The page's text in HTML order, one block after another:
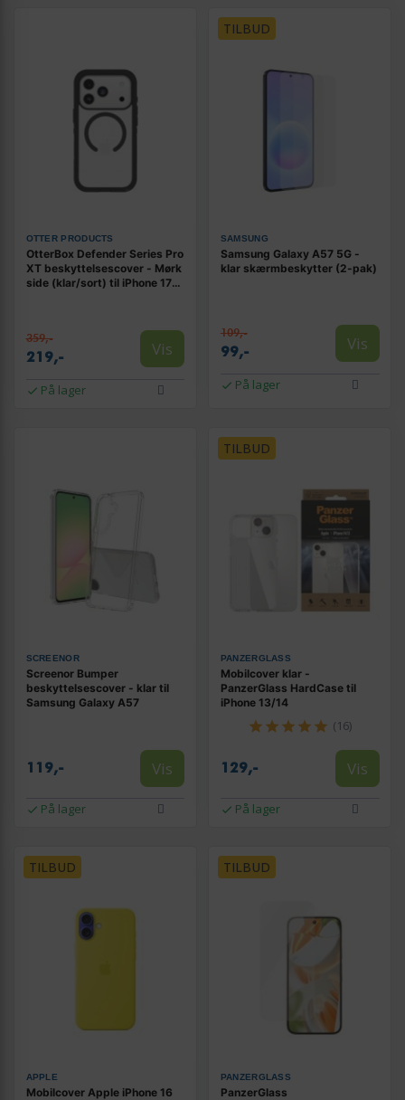
OTTER PRODUCTS
OtterBox Defender Series Pro
XT beskyttelsescover - Mørk
side (klar/sort) til iPhone 17
359,-
219,- Vis
På lager
TILBUD
SAMSUNG
Samsung Galaxy A57 5G -
klar skærmbeskytter (2-pak)
109,-
99,- Vis
På lager
SCREENOR
Screenor Bumper
beskyttelsescover - klar til
Samsung Galaxy A57
119,- Vis
På lager
TILBUD
PANZERGLASS
Mobilcover klar -
PanzerGlass HardCase til
iPhone 13/14
(16)
129,- Vis
På lager
TILBUD
APPLE
Mobilcover Apple iPhone 16
TILBUD
PANZERGLASS
PanzerGlass